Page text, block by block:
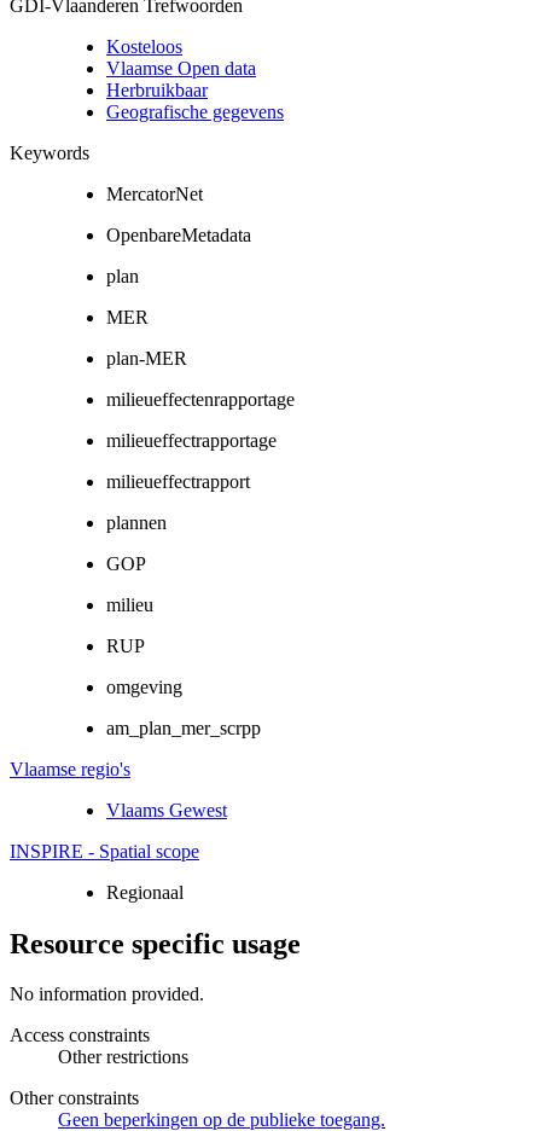
GDI-Vlaanderen Trefwoorden
Kosteloos
Vlaamse Open data
Herbruikbaar
Geografische gegevens
Keywords
MercatorNet
OpenbareMetadata
plan
MER
plan-MER
milieueffectenrapportage
milieueffectrapportage
milieueffectrapport
plannen
GOP
milieu
RUP
omgeving
am_plan_mer_scrpp
Vlaamse regio's
Vlaams Gewest
INSPIRE - Spatial scope
Regionaal
Resource specific usage
No information provided.
Access constraints
Other restrictions
Other constraints
Geen beperkingen op de publieke toegang.